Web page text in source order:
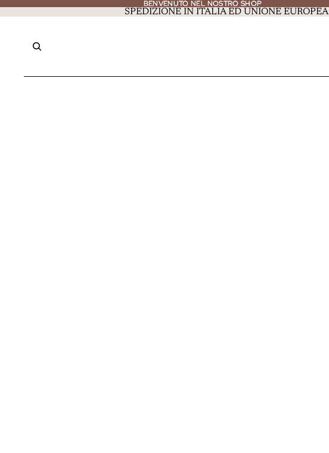
BENVENUTO NEL NOSTRO SHOP
BENVENUTO NEL NOSTRO SHOP
SPEDIZIONE IN ITALIA ED UNIONE EUROPEA